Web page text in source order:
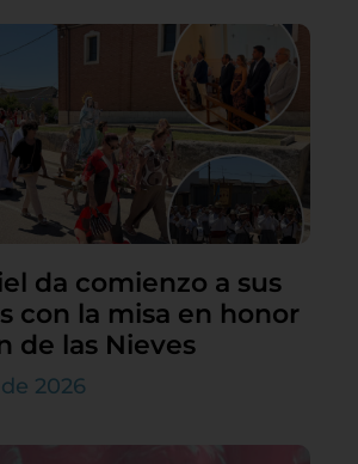
da comienzo a sus
con la misa en honor
de las Nieves
2026